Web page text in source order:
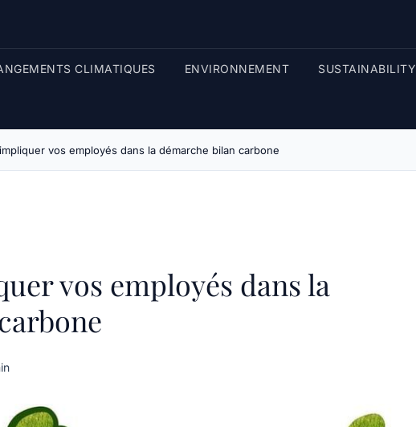
CLIMATIQUES ENVIRONNEMENT SUSTAINABILITY
vos employés dans la démarche bilan carbone
vos employés dans la